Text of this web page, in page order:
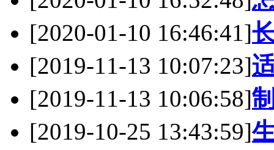
[2020-01-10 16:46:41]
[2019-11-13 10:07:23]
[2019-11-13 10:06:58]
[2019-10-25 13:43:59]